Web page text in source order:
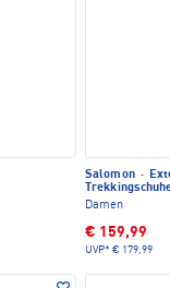
Salomon ·
Damen
€ 159,99
UVP* € 179,99